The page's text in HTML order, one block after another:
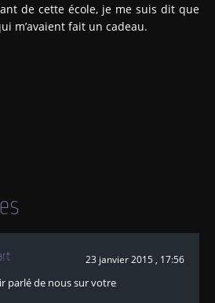
de cette école, je me suis dit que
m’avaient fait un cadeau.
23 janvier 2015 , 17:56
parlé de nous sur votre